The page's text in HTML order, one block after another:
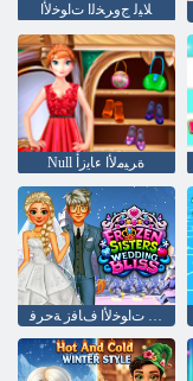
ﻼ ﻴﻟ ﺝﻭﺮﺨﻟﺍ ﺕﺍﻮﺧﻷ ﺍ
Null ﺓﺮﻴﻣﻷ ﺍ ءﺎﻳﺯﺃ
ﺓﺪﻤﺠﻤﻟﺍ ﺕﺍﻮﺧﻷ ﺍ ﻑﺎﻓﺯ ﺔﺣﺮﻓ